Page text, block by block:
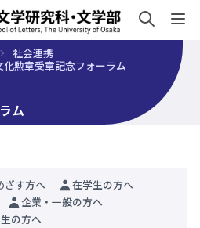
ャンパスライフ 入試・入学案
社会連携
化勲章受章記念フォーラム
ム
ざす方へ
在学生の方へ
企業・一般の方へ
の方へ